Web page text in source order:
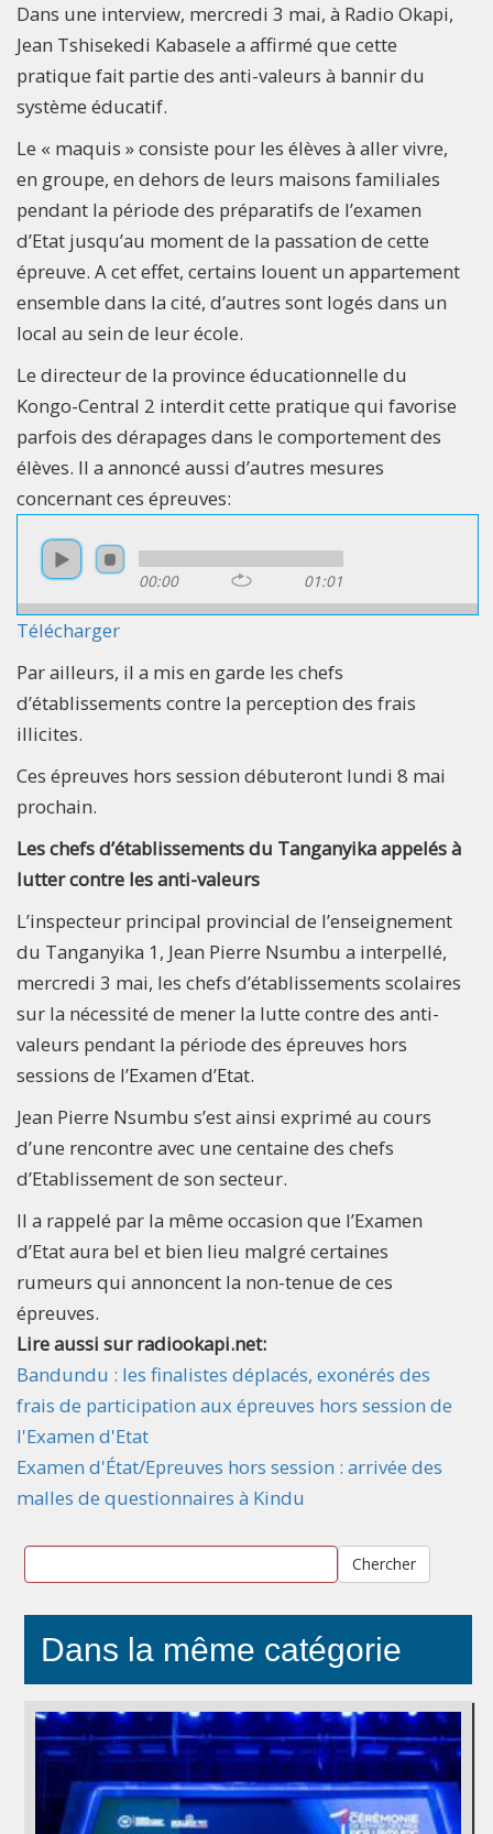
Dans une interview, mercredi 3 mai, à Radio Okapi,
Jean Tshisekedi Kabasele a affirmé que cette
pratique fait partie des anti-valeurs à bannir du
système éducatif.
Le « maquis » consiste pour les élèves à aller vivre,
en groupe, en dehors de leurs maisons familiales
pendant la période des préparatifs de l’examen
d’Etat jusqu’au moment de la passation de cette
épreuve. A cet effet, certains louent un appartement
ensemble dans la cité, d’autres sont logés dans un
local au sein de leur école.
Le directeur de la province éducationnelle du
Kongo-Central 2 interdit cette pratique qui favorise
parfois des dérapages dans le comportement des
élèves. Il a annoncé aussi d’autres mesures
concernant ces épreuves:
00:00 01:01
Télécharger
Par ailleurs, il a mis en garde les chefs
d’établissements contre la perception des frais
illicites.
Ces épreuves hors session débuteront lundi 8 mai
prochain.
Les chefs d’établissements du Tanganyika appelés à
lutter contre les anti-valeurs
L’inspecteur principal provincial de l’enseignement
du Tanganyika 1, Jean Pierre Nsumbu a interpellé,
mercredi 3 mai, les chefs d’établissements scolaires
sur la nécessité de mener la lutte contre des anti-
valeurs pendant la période des épreuves hors
sessions de l’Examen d’Etat.
Jean Pierre Nsumbu s’est ainsi exprimé au cours
d’une rencontre avec une centaine des chefs
d’Etablissement de son secteur.
Il a rappelé par la même occasion que l’Examen
d’Etat aura bel et bien lieu malgré certaines
rumeurs qui annoncent la non-tenue de ces
épreuves.
Lire aussi sur radiookapi.net:
Bandundu : les finalistes déplacés, exonérés des
frais de participation aux épreuves hors session de
l'Examen d'Etat
Examen d'État/Epreuves hors session : arrivée des
malles de questionnaires à Kindu
Chercher
Dans la même catégorie